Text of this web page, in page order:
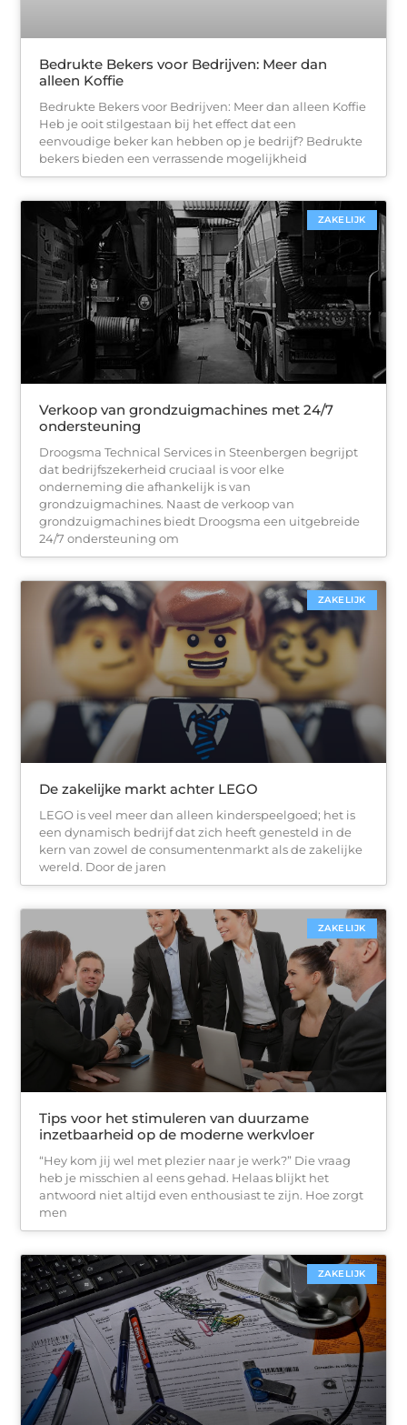
Bedrukte Bekers voor Bedrijven: Meer dan
alleen Koffie
Bedrukte Bekers voor Bedrijven: Meer dan alleen Koffie
Heb je ooit stilgestaan bij het effect dat een
eenvoudige beker kan hebben op je bedrijf? Bedrukte
bekers bieden een verrassende mogelijkheid
ZAKELIJK
Verkoop van grondzuigmachines met 24/7
ondersteuning
Droogsma Technical Services in Steenbergen begrijpt
dat bedrijfszekerheid cruciaal is voor elke
onderneming die afhankelijk is van
grondzuigmachines. Naast de verkoop van
grondzuigmachines biedt Droogsma een uitgebreide
24/7 ondersteuning om
ZAKELIJK
De zakelijke markt achter LEGO
LEGO is veel meer dan alleen kinderspeelgoed; het is
een dynamisch bedrijf dat zich heeft genesteld in de
kern van zowel de consumentenmarkt als de zakelijke
wereld. Door de jaren
ZAKELIJK
Tips voor het stimuleren van duurzame
inzetbaarheid op de moderne werkvloer
“Hey kom jij wel met plezier naar je werk?” Die vraag
heb je misschien al eens gehad. Helaas blijkt het
antwoord niet altijd even enthousiast te zijn. Hoe zorgt
men
ZAKELIJK